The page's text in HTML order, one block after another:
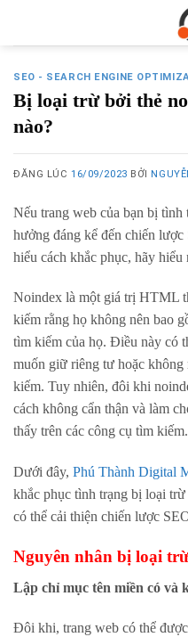
SEO - SEARCH ENGINE
Bị loại trừ bởi thẻ
nào?
ĐĂNG LÚC16/09/2023 BỞI
Nếu trang web của bạn bị tình
hưởng đáng kể đến chiến
hiểu cách khắc phục, hãy
Noindex là một giá trị HTML
kiếm rằng họ không nên bao
tìm kiếm của họ. Điều này có
muốn giữ riêng tư hoặc
kiếm. Tuy nhiên, đôi khi
cách không cẩn thận và làm
thấy trên các công cụ tìm kiếm.
Dưới đây, Phú Thành Digital
khắc phục tình trạng bị loại
có thể cải thiện chiến lược
Nguyên nhân bị loại
Lập chỉ mục tên miền có và
Đôi khi, trang web có thể